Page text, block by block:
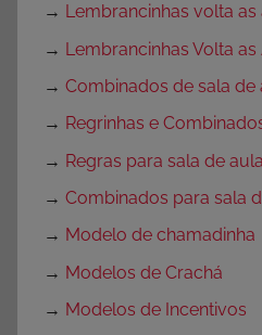
→ Lembrancinhas volta
→ Lembrancinhas Volta
→ Combinados de sala de
→ Regrinhas e
→ Regras para sala de aula
→ Combinados para sala
→ Modelo de chamadinha
→ Modelos de Crachá
→ Modelos de Incentivos